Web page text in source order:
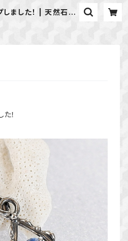
しました！ | 天然石の
！